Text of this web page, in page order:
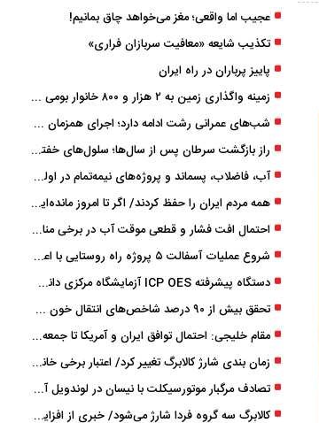
عجیب اما واقعی؛ مغز می‌خواهد چاق بمانیم!
تکذیب شایعه «معافیت سربازان فراری»
پاییز پرباران در راه ایران
زمینه واگذاری زمین به ۲ هزار و ۸۰۰ خانوار بومی گیلان فراهم شد
شب‌های عمرانی رشت ادامه دارد؛ اجرای همزمان آسفالت‌ریزی در پنج منطقه شهری
راز بازگشت سرطان پس از سال‌ها؛ سلول‌های خفته چگونه دوباره بیدار می‌شوند؟
آب، فاضلاب، پسماند و پروژه‌های نیمه‌تمام در اولویت مصوبات سفر دولت
همه مردم ایران را حفظ کردند/ اگر تا امروز مانده‌ایم، به ‌خاطر مردم نجیب ایران بوده است
احتمال افت فشار و قطعی موقت آب در برخی مناطق گیلان
شروع عملیات آسفالت ۵ پروژه راه ‌روستایی با اعتبار ۳۷۰ میلیاردی در گیلان
دستگاه پیشرفته ICP OES آزمایشگاه مرکزی دانشگاه گیلان دوباره راه‌اندازی شد
تحقق بیش از ۹۰ درصد شاخص‌های انتقال خون گیلان/ نیاز فوری به نوسازی تجهیزات آزمایشگاهی
مقام خلیجی: احتمال توافق ایران و آمریکا تا جمعه 50 درصد است
زمان ‌بندی شارژ کالابرگ تغییر کرد/ اعتبار برخی خانوارها ماه بعد واریز می‌شود
تصادف مرگبار موتورسیکلت با نیسان در لوندویل آستارا/ انتقال مصدوم با اورژانس هوایی به رشت
کالابرگ سه گروه فردا شارژ می‌شود/ خبری از افزایش اعتبار نیست